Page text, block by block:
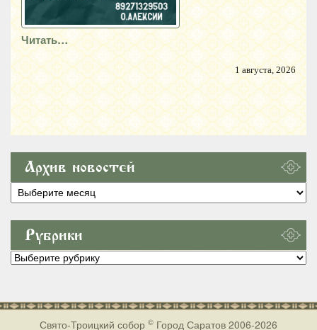
Читать…
1 августа, 2026
Архив новостей
Архив
новостей
Рубрики
Рубрики
Свято-Троицкий собор © Город Саратов 2006-2026